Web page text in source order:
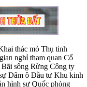
thác mỏ Thụ tinh
nghỉ tham quan Cổ
sông Rừng Công ty
Dâm ô Đầu tư Khu kinh
hình sự Quốc phòng